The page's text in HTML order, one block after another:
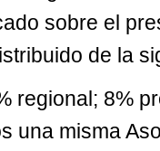
sobre el
de la
regional; 8%
una misma